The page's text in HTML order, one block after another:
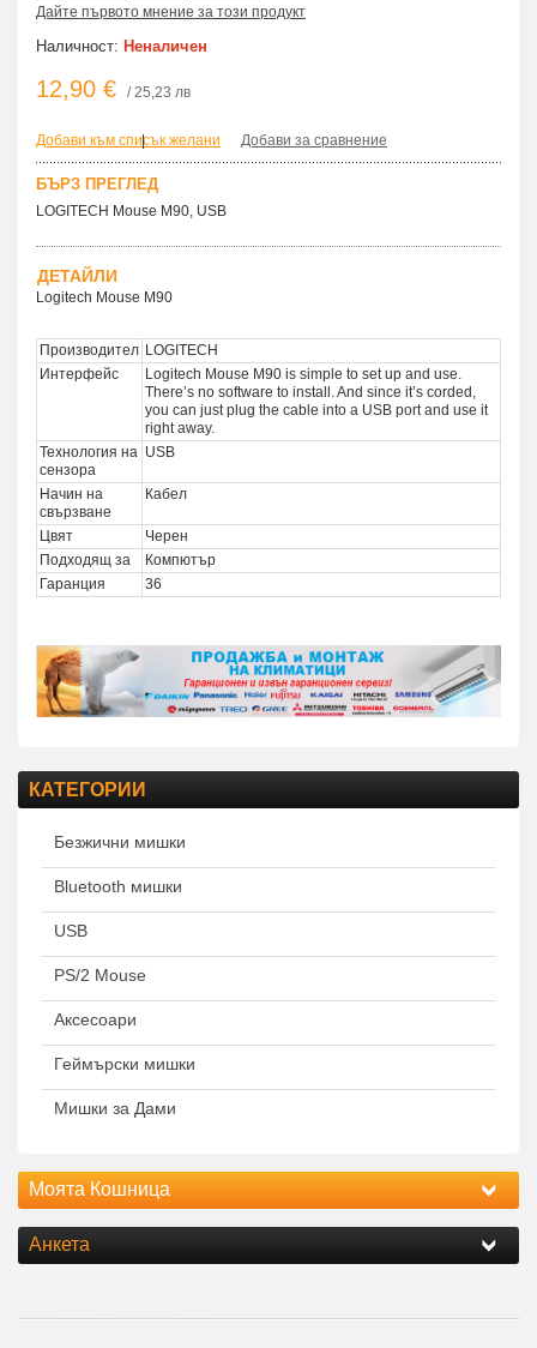
Дайте първото мнение за този продукт
Наличност: Неналичен
12,90 € / 25,23 лв
Добави към списък желани
| Добави за сравнение
БЪРЗ ПРЕГЛЕД
LOGITECH Mouse M90, USB
ДЕТАЙЛИ
Logitech Mouse M90
Производител LOGITECH
Интерфейс
Logitech Mouse M90 is simple to set up and use.
There’s no software to install. And since it’s corded,
you can just plug the cable into a USB port and use it
right away.
Технология на
сензора
USB
Начин на
свързване
Кабел
Цвят
Черен
Подходящ за
Компютър
Гаранция
36
КАТЕГОРИИ
Безжични мишки
Bluetooth мишки
USB
PS/2 Mouse
Аксесоари
Геймърски мишки
Мишки за Дами
Моята Кошница
Анкета